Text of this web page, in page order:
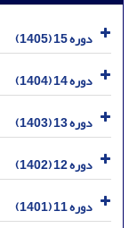
دوره 15 (1405)
دوره 14 (1404)
دوره 13 (1403)
دوره 12 (1402)
دوره 11 (1401)